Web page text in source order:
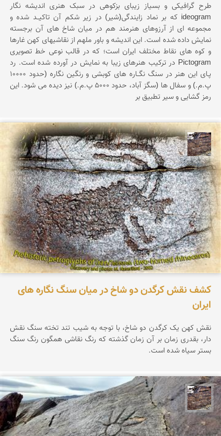
طرح گرافیکی و بسیاز زیبای بزکوهی در سبک هنری اندیشه نگار
ideogram که بر نماد زایندگی(شیر) در زیر شکم آن تاکیــد شده و
مجموعه ای از آرزوهای هنرمند هم در میان شاخ های آن برجسته
نمایش داده شده است. این اندیشه و باور ملهم از نقاشیهای کهن غارها
و کوه های نقاط مختلف ایران است؛ که در قالب نوعی خط تصویری
Pictogram در ترکیب هنرهای زیبا به نمایش در آورده شده است. رد
پـای این هنر در سنگ نگــاره های کوبشی و رنگین نگاره (حدود 10000
پ.م.) و سفال ها (سگز آباد، حدود 5000 پ.م.) نیز دیده می شود. این
رمز گشایی و سیر تطبیق بر
محمد ناصری فرد
کشف نقش کرگدن دو شاخ در میان سنگ نگاره های
ایران
نقش کهن یک کرگدن دو شاخ، با توجه به شیب تند تخته سنگ نقش
دار، بقدری زمان بر آن زمان گذشته که رنگ نقاشی همگون رنگ سنگ
بستر سیاه شده است.
محمد ناصری فرد